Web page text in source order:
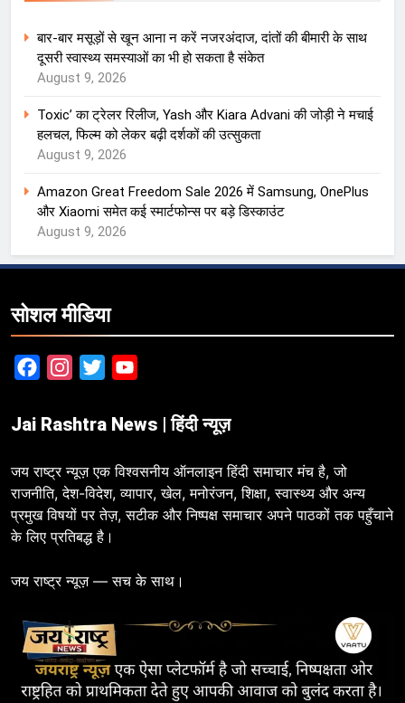
बार-बार मसूड़ों से खून आना न करें नजरअंदाज, दांतों की बीमारी के साथ
दूसरी स्वास्थ्य समस्याओं का भी हो सकता है संकेत
August 9, 2026
Toxic’ का ट्रेलर रिलीज, Yash और Kiara Advani की जोड़ी ने मचाई
हलचल, फिल्म को लेकर बढ़ी दर्शकों की उत्सुकता
August 9, 2026
Amazon Great Freedom Sale 2026 में Samsung, OnePlus
और Xiaomi समेत कई स्मार्टफोन्स पर बड़े डिस्काउंट
August 9, 2026
सोशल मीडिया
FacebookInstagram
Twitter
Jai Rashtra News | हिंदी न्यूज़
जय राष्ट्र न्यूज़ एक विश्वसनीय ऑनलाइन हिंदी समाचार मंच है, जो
राजनीति, देश-विदेश, व्यापार, खेल, मनोरंजन, शिक्षा, स्वास्थ्य और अन्य
प्रमुख विषयों पर तेज़, सटीक और निष्पक्ष समाचार अपने पाठकों तक पहुँचाने
के लिए प्रतिबद्ध है।
जय राष्ट्र न्यूज़ — सच के साथ।